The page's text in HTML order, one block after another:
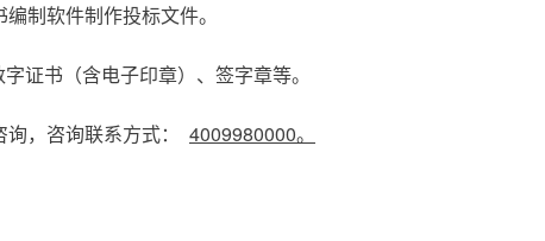
制软件制作投标文件。
证书（含电子印章）、签字章等。
，咨询联系方式： 4009980000。